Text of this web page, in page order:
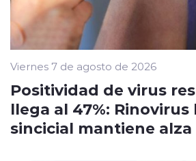
Viernes 7 de agosto de 2026
Positividad de virus
llega al 47%: Rinovirus
sincicial mantiene